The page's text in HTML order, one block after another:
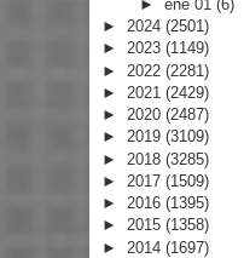
►ene 01(6)
► 2024 (2501)
► 2023 (1149)
► 2022 (2281)
► 2021 (2429)
► 2020 (2487)
► 2019 (3109)
► 2018 (3285)
► 2017 (1509)
► 2016 (1395)
► 2015 (1358)
► 2014 (1697)